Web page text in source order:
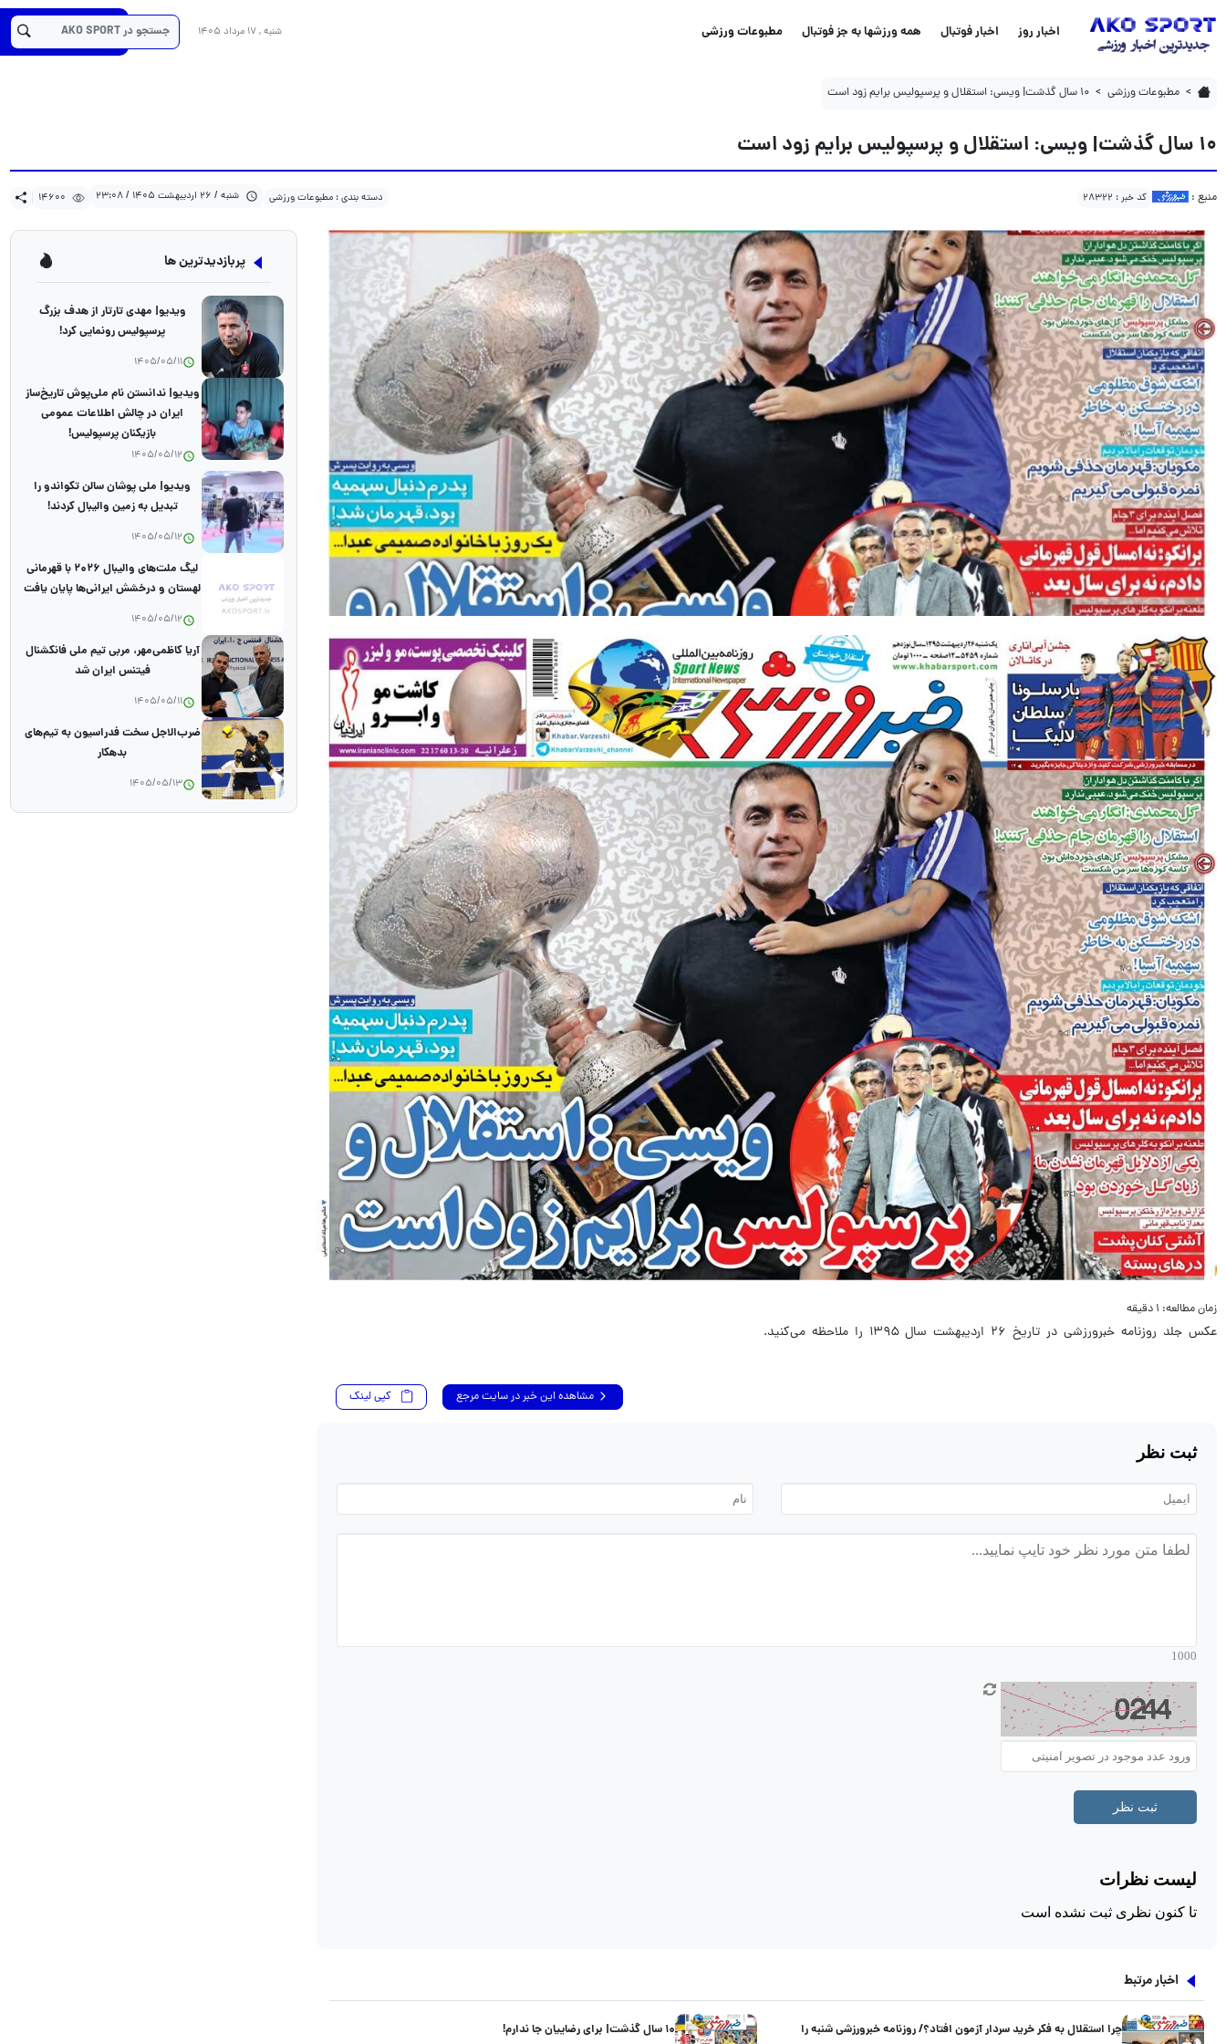
اخبار روز اخبار فوتبال همه ورزشها به جز فوتبال مطبوعات ورزشی شنبه , 17 مرداد 1405
مطبوعات ورزشی ۱۰ سال گذشت| ویسی: استقلال و پرسپولیس برایم زود است
۱۰ سال گذشت| ویسی: استقلال و پرسپولیس برایم زود است 1405/02/26
14600
۱۰ سال گذشت| ویسی: استقلال و پرسپولیس برایم زود است
منبع : کد خبر : 28322 دسته بندی : مطبوعات ورزشی شنبه / 26 اردیبهشت 1405 / 23:08 14600
زمان مطالعه: ۱ دقیقه
عکس جلد روزنامه خبرورزشی در تاریخ ۲۶ اردیبهشت سال ۱۳۹۵ را ملاحظه می‌کنید.
مشاهده این خبر در سایت مرجع کپی لینک
اخبار مرتبط
چرا استقلال به فکر خرید سردار آزمون افتاد؟/ روزنامه خبرورزشی شنبه را
۱۰ سال گذشت| برای رضاییان جا ندارم!
پربازدیدترین ها
ویدیو| مهدی تارتار از هدف بزرگ
پرسپولیس رونمایی کرد!
1405/05/11
ویدیو| ندانستن نام ملی‌پوش تاریخ‌ساز
ایران در چالش اطلاعات عمومی
بازیکنان پرسپولیس!
1405/05/12
ویدیو| ملی پوشان سالن تکواندو را
تبدیل به زمین والیبال کردند!
1405/05/12
لیگ ملت‌های والیبال ۲۰۲۶ با قهرمانی
لهستان و درخشش ایرانی‌ها پایان یافت
1405/05/12
آریا کاظمی‌مهر، مربی تیم ملی فانکشنال
فیتنس ایران شد
1405/05/11
ضرب‌الاجل سخت فدراسیون به تیم‌های
بدهکار
1405/05/13